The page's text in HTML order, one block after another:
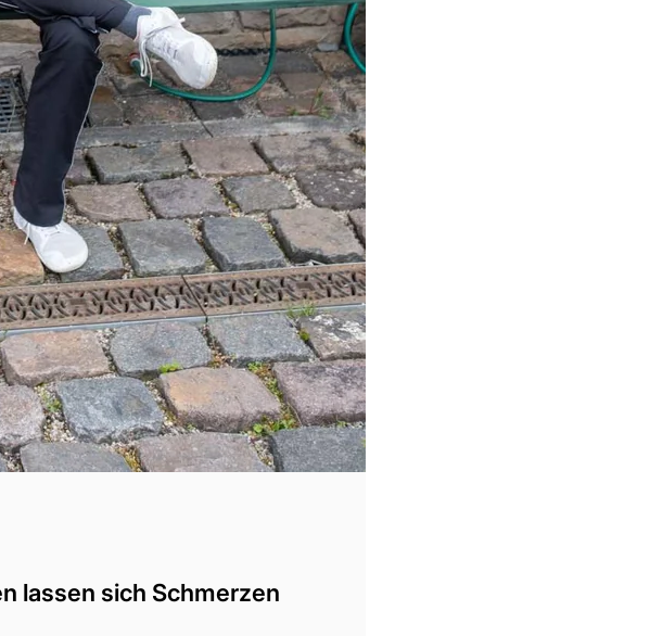
lassen sich Schmerzen